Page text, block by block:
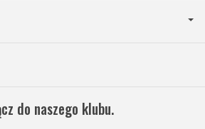
do naszego klubu.